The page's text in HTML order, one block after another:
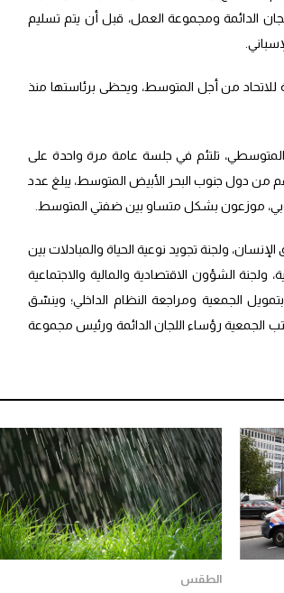
الدائمة ومجموعة العمل، قبل أن يتم تسليم
للاتحاد من أجل المتوسط، ويحظى برئاستها منذ
المتوسطي، تلتئم في جلسة عامة مرة واحدة على
من دول جنوب البحر الأبيض المتوسط، يبلغ عدد
ولجنة تجويد نوعية الحياة والمبادلات بين
الشؤون الاقتصادية والمالية والاجتماعية
الجمعية ومراجعة النظام الداخلي؛ وينسّق
الجمعية رؤساء اللجان الدائمة ورئيس مجموعة
الطقس